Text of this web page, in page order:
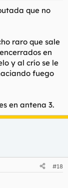
que no
raro que sale
en
y al crío se le
fuego
en antena 3.
#18